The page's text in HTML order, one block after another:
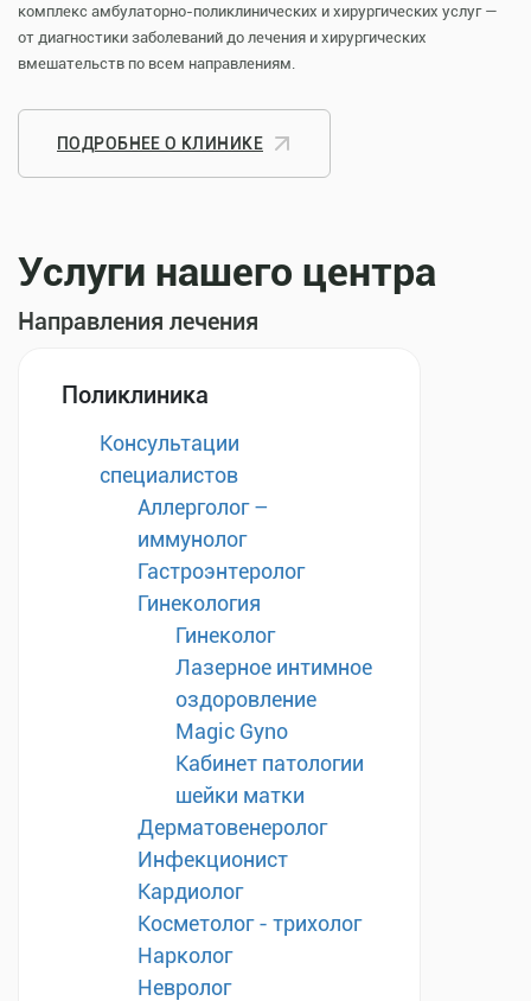
комплекс амбулаторно-поликлинических и хирургических услуг —
от диагностики заболеваний до лечения и хирургических
вмешательств по всем направлениям.
ПОДРОБНЕЕ О КЛИНИКЕ
Услуги нашего центра
Направления лечения
Поликлиника
Консультации
специалистов
Аллерголог –
иммунолог
Гастроэнтеролог
Гинекология
Гинеколог
Лазерное интимное
оздоровление
Magic Gyno
Кабинет патологии
шейки матки
Дерматовенеролог
Инфекционист
Кардиолог
Косметолог - трихолог
Нарколог
Невролог